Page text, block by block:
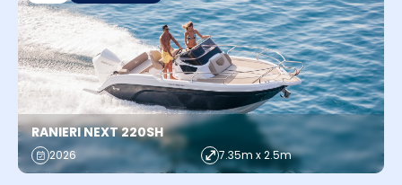
RANIERI NEXT 220SH
2026 7.35m x 2.5m